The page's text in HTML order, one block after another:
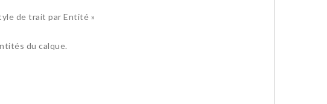
de trait par Entité »
du calque.